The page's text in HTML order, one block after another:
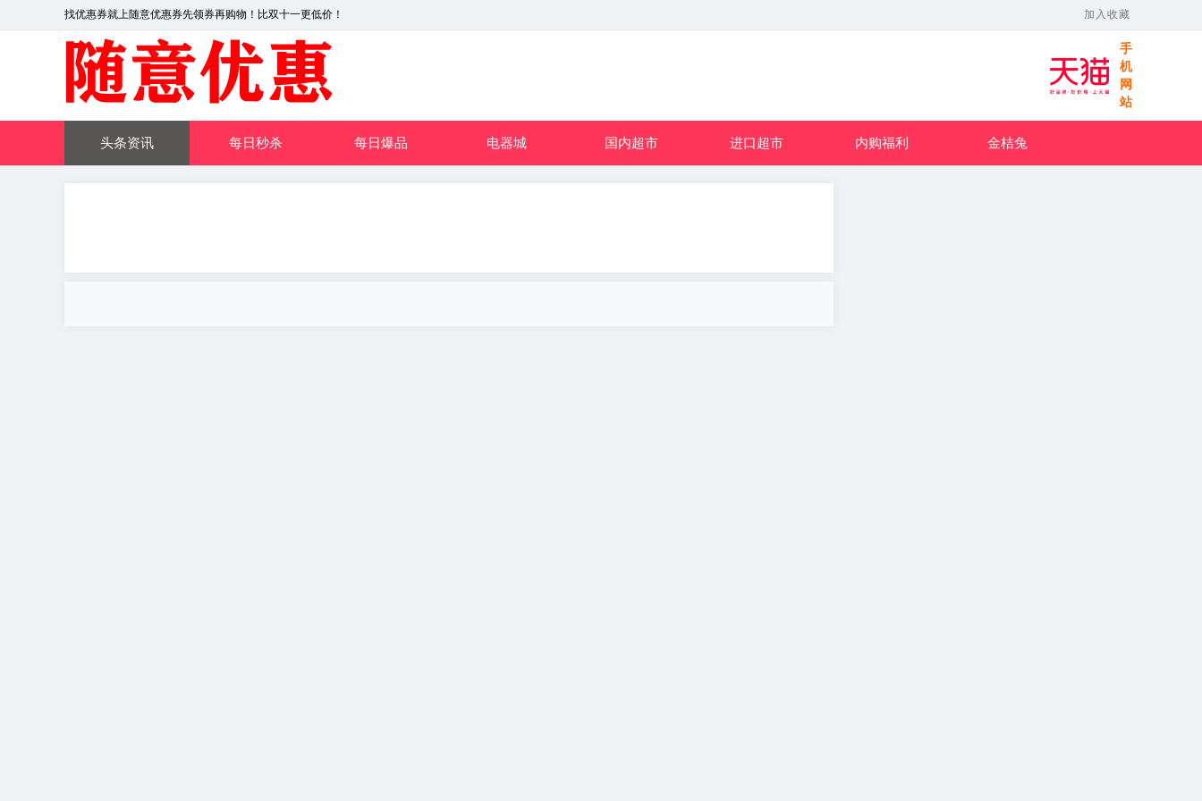
找优惠券就上随意优惠券先领券再购物！比双十一更低价！ 加入收藏
手
机
网
站
头条资讯 每日秒杀 每日爆品 电器城 国内超市 进口超市 内购福利 金桔兔